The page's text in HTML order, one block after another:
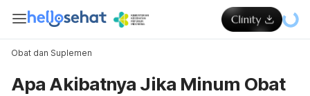
Obat dan Suplemen
Apa Akibatnya Jika Minum Obat